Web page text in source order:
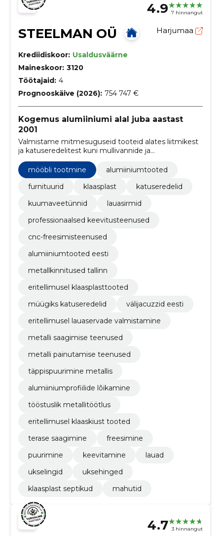
4.9 7 hinnangut
STEELMAN OÜ Harjumaa
Krediidiskoor: Usaldusväärne
Maineskoor: 3120
Töötajaid: 4
Prognooskäive (2026): 754 747 €
Kogemus alumiiniumi alal juba aastast
2001
Valmistame mitmesuguseid tooteid alates liitmikest
ja katuseredelitest kuni mullivannide ja
lauaääriselementideni, tagades samal ajal
kõrgekvaliteedilise teostuse ning vastupidavuse.
mööbli tootmine
alumiiniumtooted
furnituurid
klaasplast
katuseredelid
kuumaveetünnid
lauasirmid
professionaalsed keevitusteenused
cnc-freesimisteenused
alumiiniumtooted eesti
metallkinnitused tallinn
eritellimusel klaasplasttooted
müügiks katuseredelid
välijacuzzid eesti
eritellimusel lauaservade valmistamine
metalli saagimise teenused
metalli painutamise teenused
täppispuurimine metallis
alumiiniumprofiilide lõikamine
tööstuslik metallitöötlus
eritellimusel klaaskiust tooted
terase saagimine
freesimine
puurimine
keevitamine
lauad
ukselingid
uksehinged
klaasplast septikud
mahutid
4.7 3 hinnangut